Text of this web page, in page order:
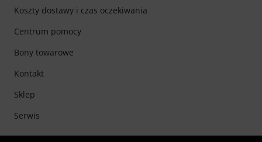
Koszty dostawy i czas oczekiwania
Centrum pomocy
Bony towarowe
Kontakt
Sklep
Serwis